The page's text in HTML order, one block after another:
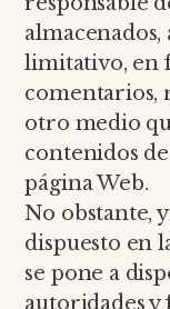
limitativo, en
comentarios,
otro medio
contenidos
página Web.
No obstante,
dispuesto en
se pone a
autoridades y